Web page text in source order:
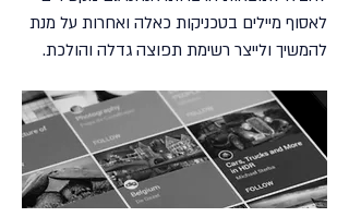
לאסוף מיילים בטכניקות כאלה ואחרות על מנת
להמשיך ולייצר רשימת תפוצה גדלה והולכת.
שיווק דיגיטלי לאירועי ספורט בארץ ובעולם
שיווק דיגיטלי לעסקים קטנים ובינונים